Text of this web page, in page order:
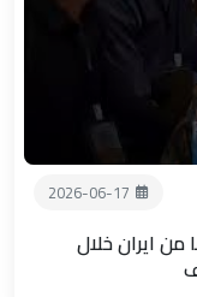
2026-06-17
من ايران خلال